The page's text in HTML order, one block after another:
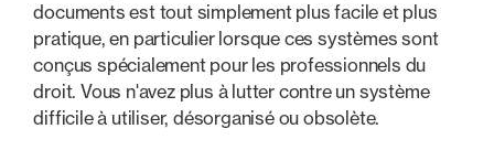
documents est tout simplement plus facile et plus
pratique, en particulier lorsque ces systèmes sont
conçus spécialement pour les professionnels du
droit. Vous n'avez plus à lutter contre un système
difficile à utiliser, désorganisé ou obsolète.